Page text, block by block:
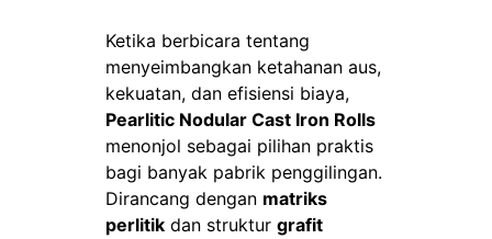
Ketika berbicara tentang
menyeimbangkan ketahanan aus,
kekuatan, dan efisiensi biaya,
Pearlitic Nodular Cast Iron Rolls
menonjol sebagai pilihan praktis
bagi banyak pabrik penggilingan.
Dirancang dengan matriks
perlitikdan struktur grafit